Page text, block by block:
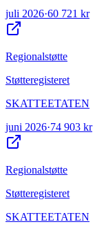
juli 2026·60 721 kr
Regionalstøtte
Støtteregisteret
SKATTEETATEN
juni 2026·74 903 kr
Regionalstøtte
Støtteregisteret
SKATTEETATEN